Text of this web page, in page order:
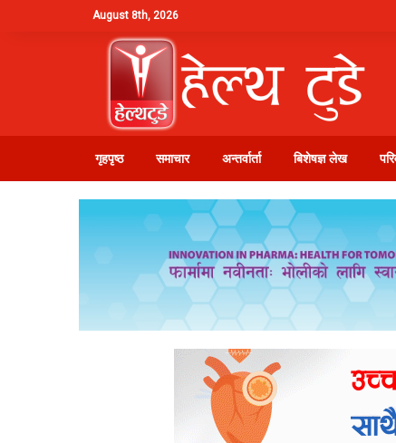
August 8th, 2026
गृहपृष्ठ समाचार अन्तर्वार्ता बिशेषज्ञ लेख